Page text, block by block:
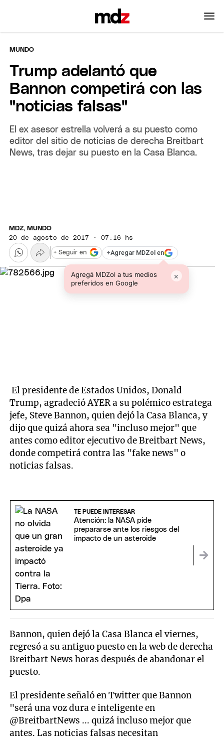
MUNDO
Trump adelantó que
Bannon competirá con las
"noticias falsas"
El ex asesor estrella volverá a su puesto como
editor del sitio de noticias de derecha Breitbart
News, tras dejar su puesto en la Casa Blanca.
MDZ, MUNDO
20 de agosto de 2017 · 07:16 hs
+Agregar MDZol en
Agregá MDZol a tus medios
preferidos en Google
×
+ Seguir en
El presidente de Estados Unidos, Donald
Trump, agradeció AYER a su polémico estratega
jefe, Steve Bannon, quien dejó la Casa Blanca, y
dijo que quizá ahora sea "incluso mejor" que
antes como editor ejecutivo de Breitbart News,
donde competirá contra las "fake news" o
noticias falsas.
TE PUEDE INTERESAR
Atención: la NASA pide
prepararse ante los riesgos del
impacto de un asteroide
Bannon, quien dejó la Casa Blanca el viernes,
regresó a su antiguo puesto en la web de derecha
Breitbart News horas después de abandonar el
puesto.
El presidente señaló en Twitter que Bannon
"será una voz dura e inteligente en
@BreitbartNews ... quizá incluso mejor que
antes. Las noticias falsas necesitan